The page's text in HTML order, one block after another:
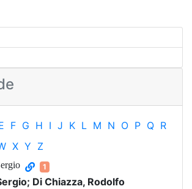
F G H I J K L M N O P Q R
X Y Z
1
Di Chiazza, Rodolfo